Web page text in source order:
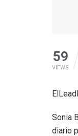
59
VIEWS
Sonia
diario